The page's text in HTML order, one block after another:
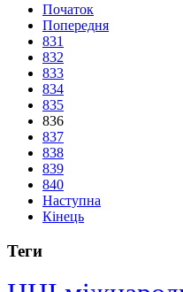
Початок
Попередня
831
832
833
834
835
836
837
838
839
840
Наступна
Кінець
Теги